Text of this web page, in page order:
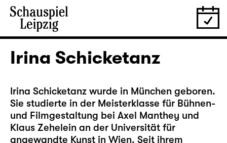
Irina Schicketanz
Irina Schicketanz wurde in München geboren.
Sie studierte in der Meisterklasse für Bühnen-
und Filmgestaltung bei Axel Manthey und
Klaus Zehelein an der Universität für
angewandte Kunst in Wien. Seit ihrem